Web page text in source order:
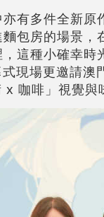
有多件全新
包房的場景
這種小確幸
現場更邀請
咖啡」視覺與